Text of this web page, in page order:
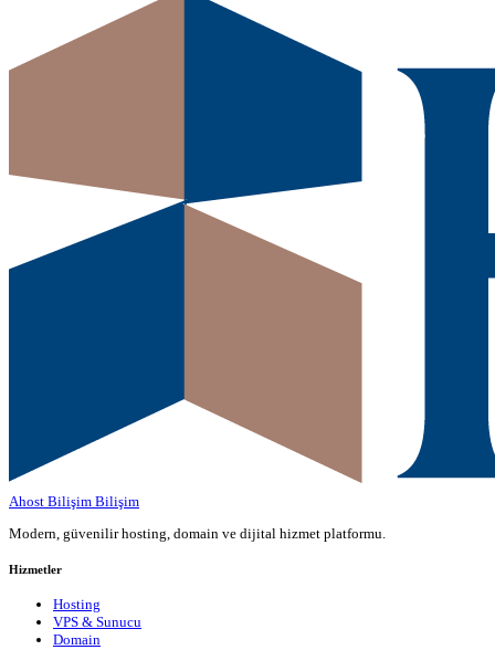
Ahost Bilişim Bilişim
Modern, güvenilir hosting, domain ve dijital hizmet platformu.
Hizmetler
Hosting
VPS & Sunucu
Domain